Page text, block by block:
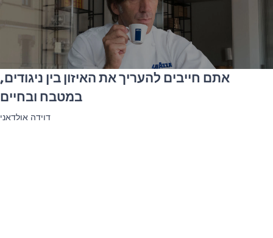
אתם חייבים להעריך את האיזון בין ניגודים,
במטבח ובחיים
דוידה אולדאני